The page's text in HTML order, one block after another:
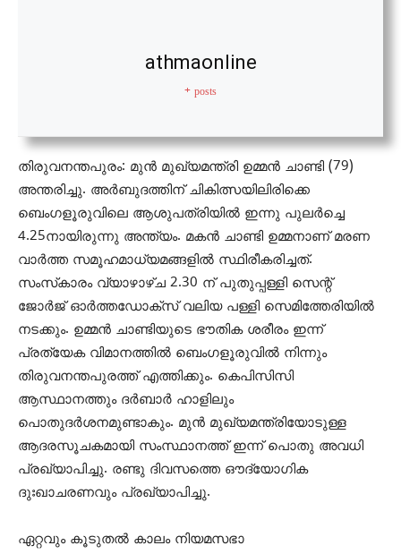
athmaonline
+ posts
തിരുവനന്തപുരം: മുന്‍ മുഖ്യമന്ത്രി ഉമ്മന്‍ ചാണ്ടി (79)
അന്തരിച്ചു. അര്‍ബുദത്തിന് ചികിത്സയിലിരിക്കെ
ബെംഗളൂരുവിലെ ആശുപത്രിയില്‍ ഇന്നു പുലര്‍ച്ചെ
4.25നായിരുന്നു അന്ത്യം. മകന്‍ ചാണ്ടി ഉമ്മനാണ് മരണ
വാര്‍ത്ത സമൂഹമാധ്യമങ്ങളില്‍ സ്ഥിരീകരിച്ചത്.
സംസ്‌കാരം വ്യാഴാഴ്ച 2.30 ന് പുതുപ്പള്ളി സെന്റ്
ജോര്‍ജ് ഓര്‍ത്തഡോക്‌സ് വലിയ പള്ളി സെമിത്തേരിയില്‍
നടക്കും. ഉമ്മന്‍ ചാണ്ടിയുടെ ഭൗതിക ശരീരം ഇന്ന്
പ്രത്യേക വിമാനത്തില്‍ ബെംഗളൂരുവില്‍ നിന്നും
തിരുവനന്തപുരത്ത് എത്തിക്കും. കെപിസിസി
ആസ്ഥാനത്തും ദര്‍ബാര്‍ ഹാളിലും
പൊതുദര്‍ശനമുണ്ടാകും. മുന്‍ മുഖ്യമന്ത്രിയോടുള്ള
ആദരസൂചകമായി സംസ്ഥാനത്ത് ഇന്ന് പൊതു അവധി
പ്രഖ്യാപിച്ചു. രണ്ടു ദിവസത്തെ ഔദ്യോഗിക
ദുഃഖാചരണവും പ്രഖ്യാപിച്ചു.
ഏറ്റവും കൂടുതല്‍ കാലം നിയമസഭാ